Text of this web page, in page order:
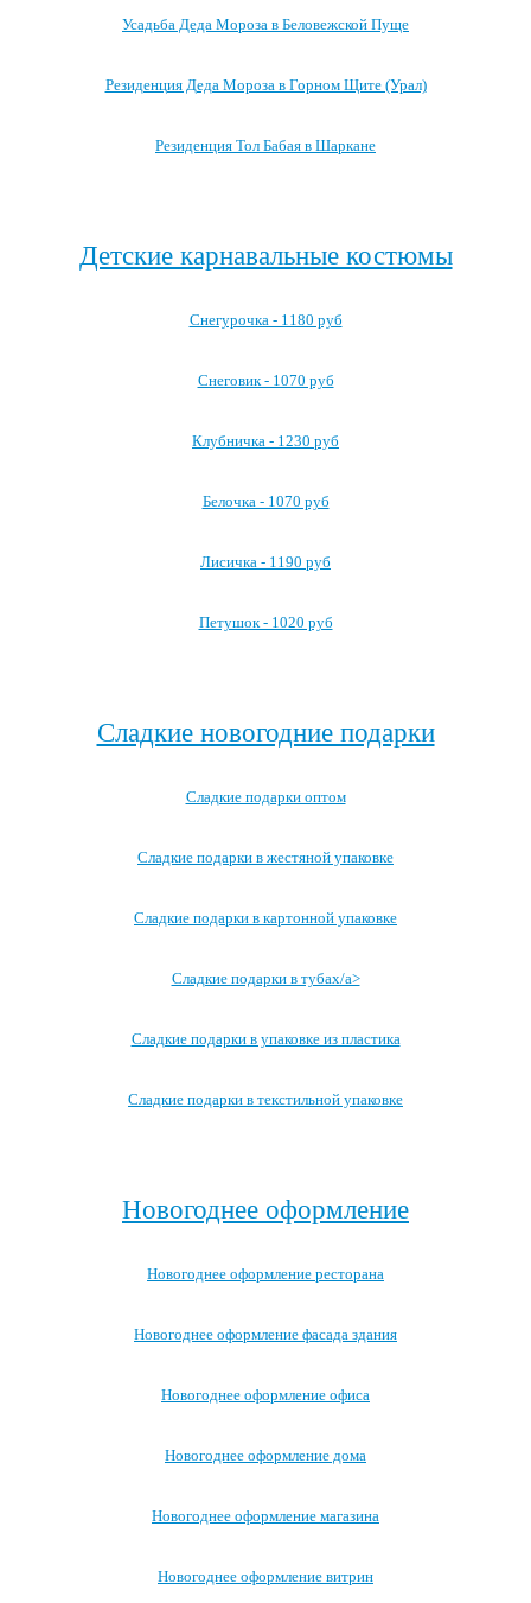
Усадьба Деда Мороза в Беловежской Пуще
Резиденция Деда Мороза в Горном Щите (Урал)
Резиденция Тол Бабая в Шаркане
Детские карнавальные костюмы
Снегурочка - 1180 руб
Снеговик - 1070 руб
Клубничка - 1230 руб
Белочка - 1070 руб
Лисичка - 1190 руб
Петушок - 1020 руб
Сладкие новогодние подарки
Сладкие подарки оптом
Сладкие подарки в жестяной упаковке
Сладкие подарки в картонной упаковке
Сладкие подарки в тубах/a>
Сладкие подарки в упаковке из пластика
Сладкие подарки в текстильной упаковке
Новогоднее оформление
Новогоднее оформление ресторана
Новогоднее оформление фасада здания
Новогоднее оформление офиса
Новогоднее оформление дома
Новогоднее оформление магазина
Новогоднее оформление витрин